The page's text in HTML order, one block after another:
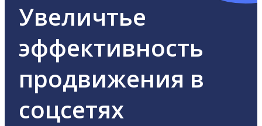
Увеличтье
эффективность
продвижения в
соцсетях